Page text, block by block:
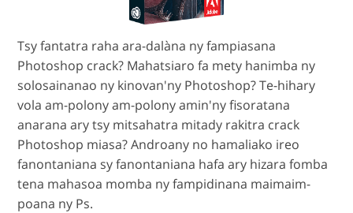
Tsy fantatra raha ara-dalàna ny fampiasana
Photoshop crack? Mahatsiaro fa mety hanimba ny
solosainanao ny kinovan'ny Photoshop? Te-hihary
vola am-polony am-polony amin'ny fisoratana
anarana ary tsy mitsahatra mitady rakitra crack
Photoshop miasa? Androany no hamaliako ireo
fanontaniana sy fanontaniana hafa ary hizara fomba
tena mahasoa momba ny fampidinana maimaim-
poana ny Ps.